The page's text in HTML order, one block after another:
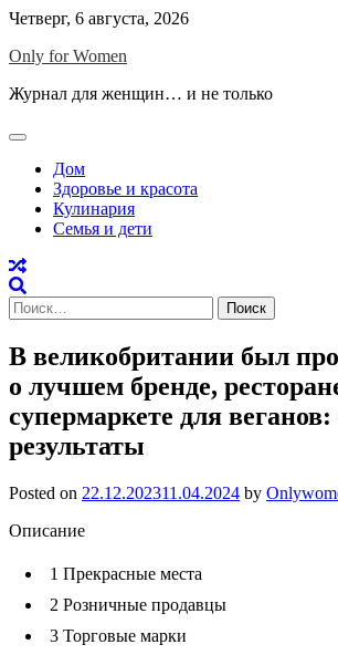
Skip
content
Четверг, 6 августа, 2026
Only for Women
Журнал для женщин… и не только
Дом
Здоровье и красота
Кулинария
Семья и дети
Найти:
В великобритании был
о лучшем бренде,
супермаркете для веганов:
результаты
Posted on 22.12.202311.04.2024 by
Описание
1 Прекрасные места
2 Розничные продавцы
3 Торговые марки